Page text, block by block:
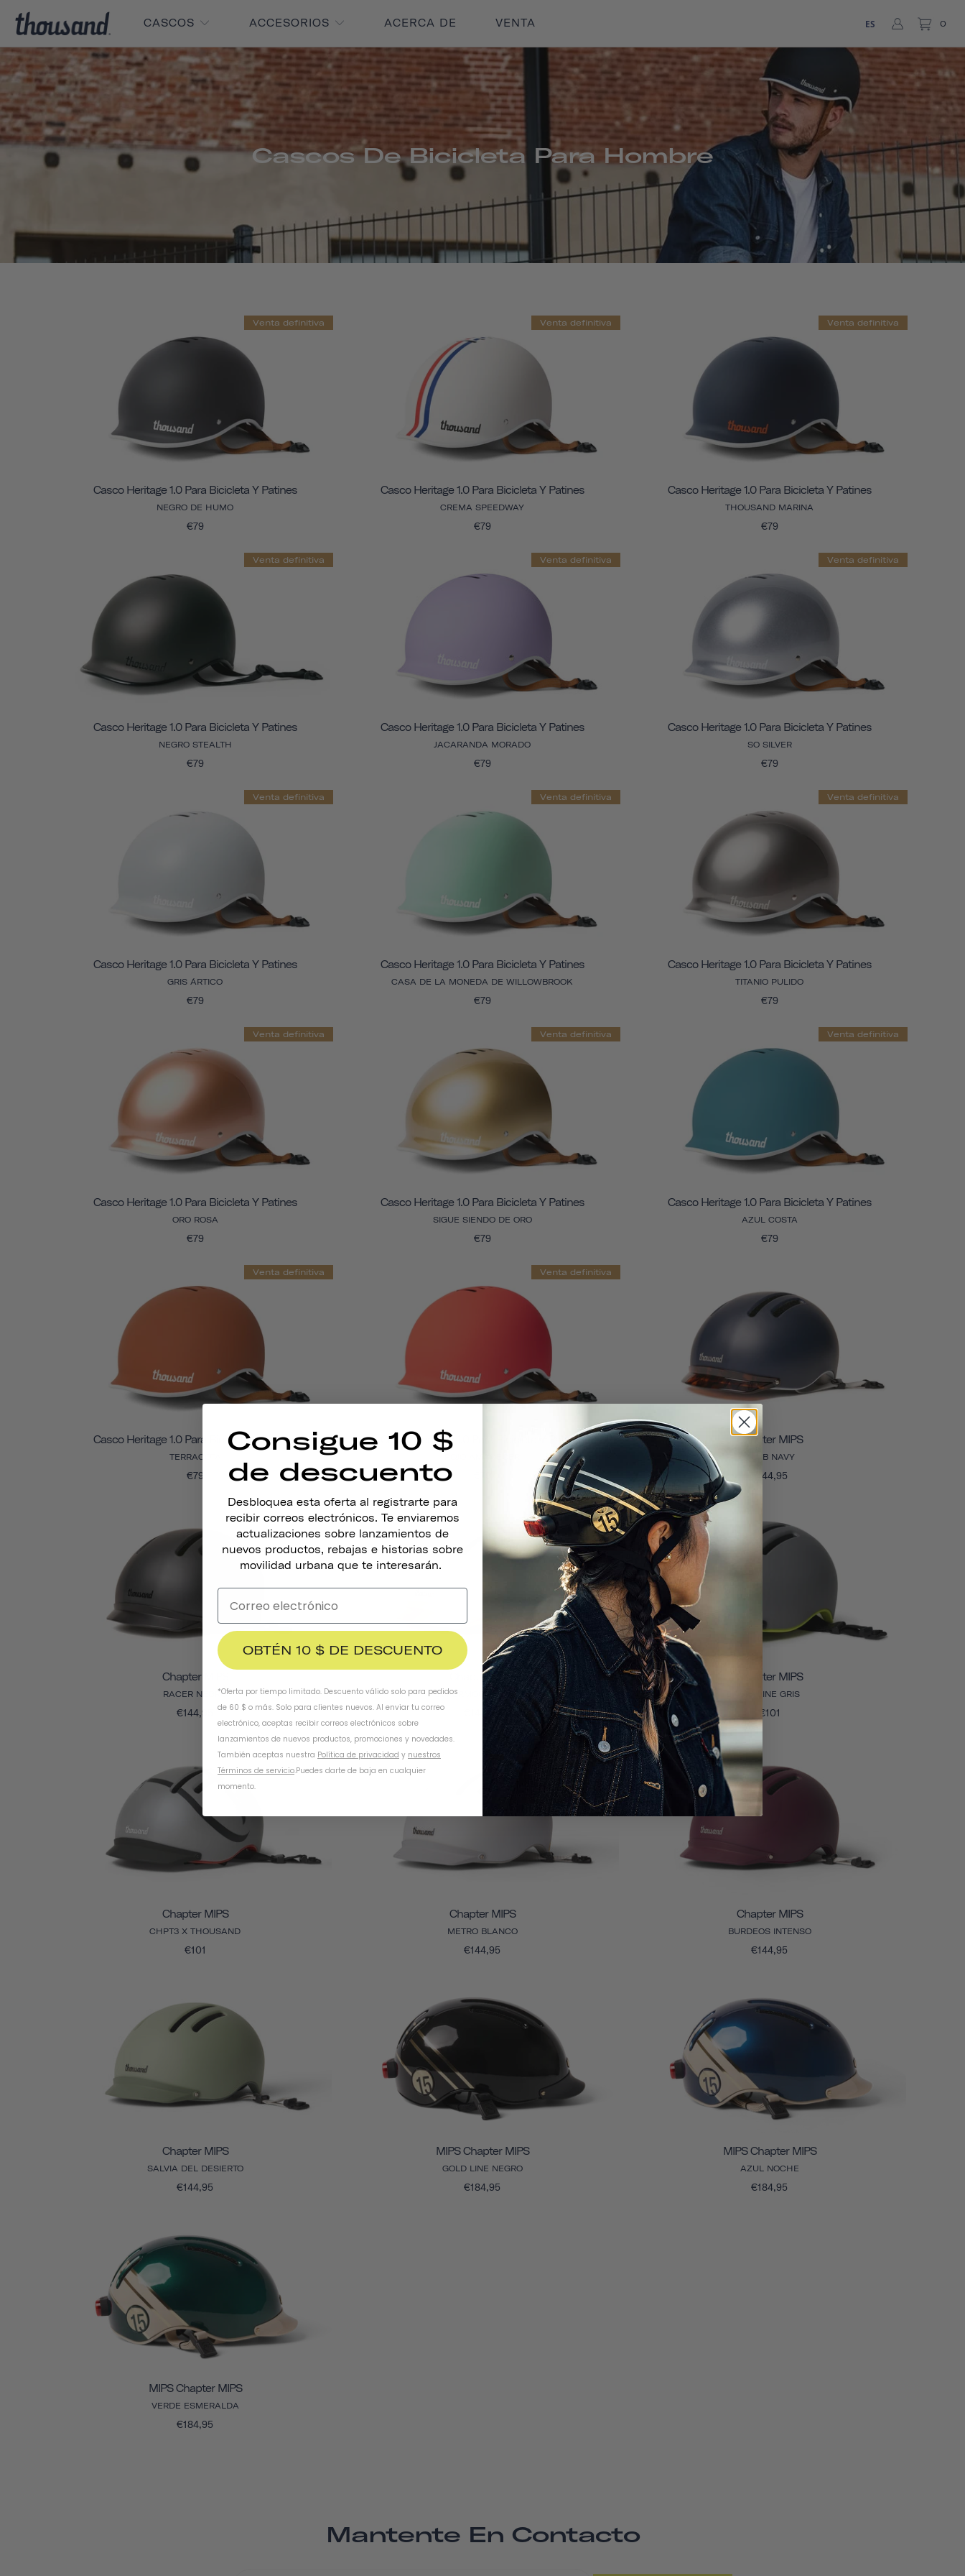
CASCOS ACCESORIOS ACERCA DE VENTA ES 0
Cascos De Bicicleta Para Hombre
Venta definitiva
Casco Heritage 1.0 Para Bicicleta Y Patines
NEGRO DE HUMO
€79
Venta definitiva
Casco Heritage 1.0 Para Bicicleta Y Patines
CREMA SPEEDWAY
€79
Venta definitiva
Casco Heritage 1.0 Para Bicicleta Y Patines
THOUSAND MARINA
€79
Venta definitiva
Casco Heritage 1.0 Para Bicicleta Y Patines
NEGRO STEALTH
€79
Venta definitiva
Casco Heritage 1.0 Para Bicicleta Y Patines
JACARANDA MORADO
€79
Venta definitiva
Casco Heritage 1.0 Para Bicicleta Y Patines
SO SILVER
€79
Venta definitiva
Casco Heritage 1.0 Para Bicicleta Y Patines
GRIS ÁRTICO
€79
Venta definitiva
Casco Heritage 1.0 Para Bicicleta Y Patines
CASA DE LA MONEDA DE WILLOWBROOK
€79
Venta definitiva
Casco Heritage 1.0 Para Bicicleta Y Patines
TITANIO PULIDO
€79
Venta definitiva
Casco Heritage 1.0 Para Bicicleta Y Patines
ORO ROSA
€79
Venta definitiva
Casco Heritage 1.0 Para Bicicleta Y Patines
SIGUE SIENDO DE ORO
€79
Venta definitiva
Casco Heritage 1.0 Para Bicicleta Y Patines
AZUL COSTA
€79
Venta definitiva
Casco Heritage 1.0 Para Bicicleta Y Patines
TERRACOTA
€79
Venta definitiva
Casco Heritage 1.0 Para Bicicleta Y Patines Chapter MIPS
CLUB NAVY
€144,95
Chapter MIPS
RACER NEGRO
€144,95
Chapter MIPS
SUPERMOON BLANCO
Chapter MIPS
SKYLINE GRIS
€101
Chapter MIPS
CHPT3 X THOUSAND
€101
Chapter MIPS
METRO BLANCO
€144,95
Chapter MIPS
BURDEOS INTENSO
€144,95
Chapter MIPS
SALVIA DEL DESIERTO
€144,95
MIPS Chapter MIPS
GOLD LINE NEGRO
€184,95
MIPS Chapter MIPS
AZUL NOCHE
€184,95
MIPS Chapter MIPS
VERDE ESMERALDA
€184,95
Mantente En Contacto
Consigue 10 $
de descuento
Desbloquea esta oferta al registrarte para
recibir correos electrónicos. Te enviaremos
actualizaciones sobre lanzamientos de
nuevos productos, rebajas e historias sobre
movilidad urbana que te interesarán.
OBTÉN 10 $ DE DESCUENTO
*Oferta por tiempo limitado. Descuento válido solo para pedidos
de 60 $ o más. Solo para clientes nuevos. Al enviar tu correo
electrónico, aceptas recibir correos electrónicos sobre
lanzamientos de nuevos productos, promociones y novedades.
También aceptas nuestra Política de privacidad y nuestros
Términos de servicio.Puedes darte de baja en cualquier
momento.